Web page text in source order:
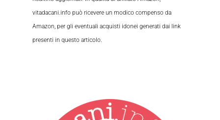
vitadacani.info può ricevere un modico compenso da
Amazon, per gli eventuali acquisti idonei generati dai link
presenti in questo articolo.